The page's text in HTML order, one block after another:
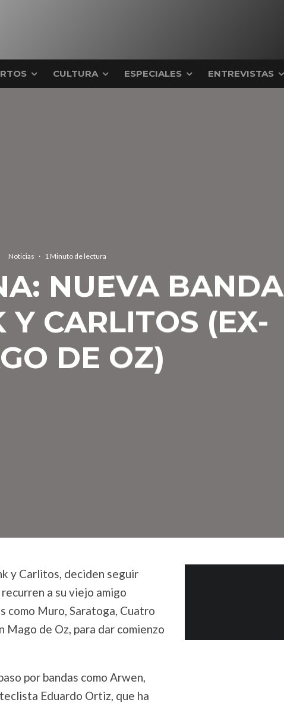
CULTURA ESPECIALES ENTREVISTAS
Noticias · 1 Minuto de lectura
NUEVA BANDA
Y CARLITOS (EX-
DE OZ)
y Carlitos, deciden seguir
a su viejo amigo
como Muro, Saratoga, Cuatro
de Oz, para dar comienzo
por bandas como Arwen,
Eduardo Ortiz, que ha